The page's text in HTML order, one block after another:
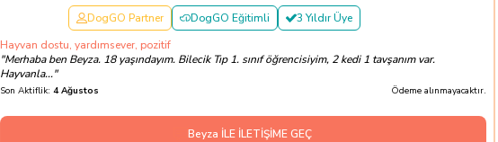
DogGO Partner
DogGO Eğitimli
3 Yıldır Üye
Hayvan dostu, yardımsever, pozitif
"Merhaba ben Beyza. 18 yaşındayım. Bilecik Tıp 1. sınıf öğrencisiyim, 2 kedi 1 tavşanım var.
Hayvanla..."
Son Aktiflik: 4 Ağustos Ödeme alınmayacaktır.
Beyza İLE İLETİŞİME GEÇ